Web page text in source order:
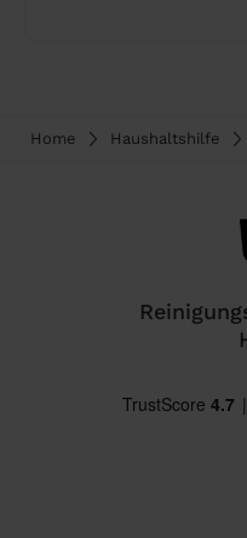
Home Haushaltshilfe